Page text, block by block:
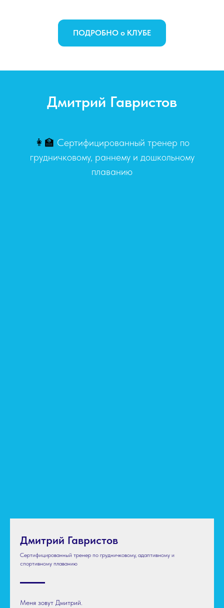
ПОДРОБНО о КЛУБЕ
Дмитрий Гавристов
👩‍🏫 Сертифицированный тренер по
грудничковому, раннему и дошкольному
плаванию
Дмитрий Гавристов
Сертифицированный тренер по грудничковому, адаптивному и
спортивному плаванию
Меня зовут Дмитрий.